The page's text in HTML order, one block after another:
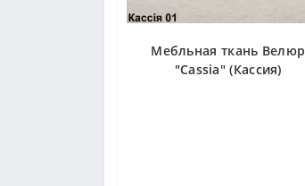
Мебльная ткань Велюр
"Cassia" (Кассия)